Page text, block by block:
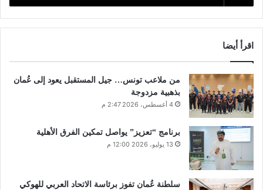
اقرأ أيضا
من ملاعب تونس… جيل المستقبل يعود إلى عُمان
بذهبية مزدوجة
4 أغسطس، 2026 2:47 م
برنامج “تعزيز” يواصل تمكين الفرق الأهلية
13 يوليو، 2026 12:00 م
سلطنة عُمان تفوز برئاسة الاتحاد العربي للهوكي